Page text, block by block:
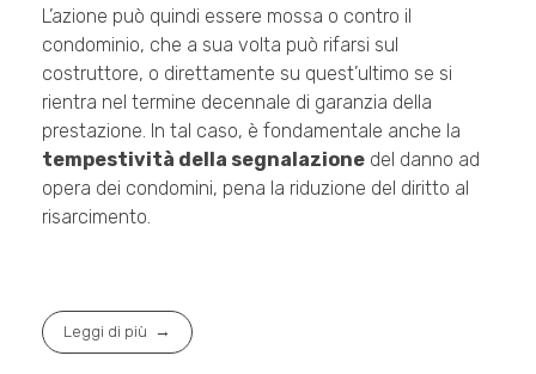
L’azione può quindi essere mossa o contro il
condominio, che a sua volta può rifarsi sul
costruttore, o direttamente su quest’ultimo se si
rientra nel termine decennale di garanzia della
prestazione. In tal caso, è fondamentale anche la
tempestività della segnalazione del danno ad
opera dei condomini, pena la riduzione del diritto al
risarcimento.
Leggi di più